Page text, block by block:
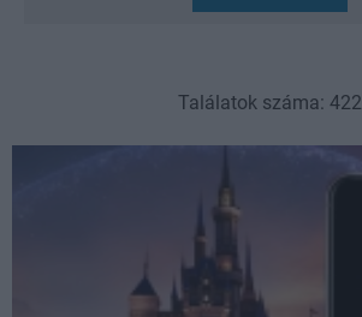
Találatok száma: 422